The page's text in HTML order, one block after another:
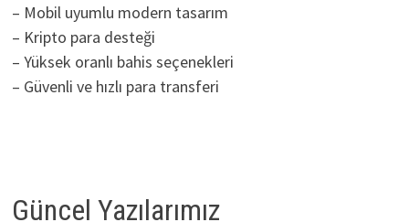
– Mobil uyumlu modern tasarım
– Kripto para desteği
– Yüksek oranlı bahis seçenekleri
– Güvenli ve hızlı para transferi
Güncel Yazılarımız